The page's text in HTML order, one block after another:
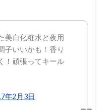
美白化粧水と夜用
子いいかも！香り
！頑張ってキール
年2月3日